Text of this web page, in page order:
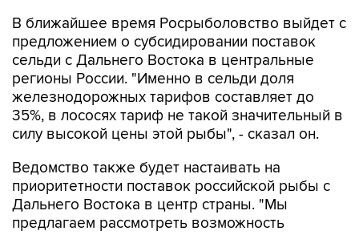
В ближайшее время Росрыболовство выйдет с
предложением о субсидировании поставок
сельди с Дальнего Востока в центральные
регионы России. "Именно в сельди доля
железнодорожных тарифов составляет до
35%, в лососях тариф не такой значительный в
силу высокой цены этой рыбы", - сказал он.
Ведомство также будет настаивать на
приоритетности поставок российской рыбы с
Дальнего Востока в центр страны. "Мы
предлагаем рассмотреть возможность